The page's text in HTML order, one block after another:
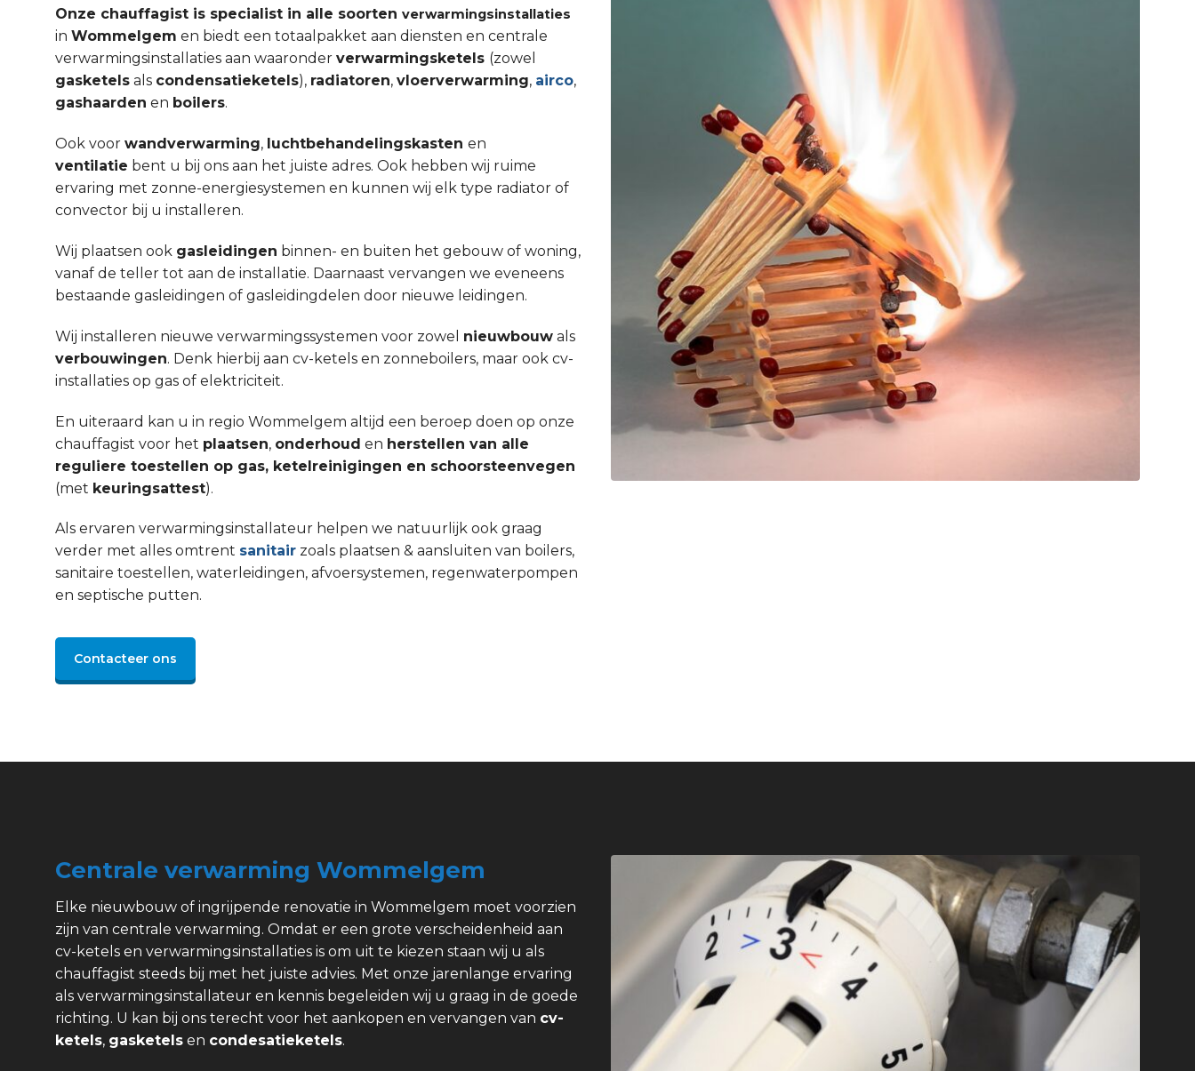
Onze chauffagist is specialist in alle soorten verwarmingsinstallaties
in Wommelgem en biedt een totaalpakket aan diensten en centrale
verwarmingsinstallaties aan waaronder verwarmingsketels (zowel
gasketels als condensatieketels), radiatoren, vloerverwarming, airco,
gashaarden en boilers.
Ook voor wandverwarming, luchtbehandelingskasten en
ventilatie bent u bij ons aan het juiste adres. Ook hebben wij ruime
ervaring met zonne-energiesystemen en kunnen wij elk type radiator of
convector bij u installeren.
Wij plaatsen ook gasleidingen binnen- en buiten het gebouw of woning,
vanaf de teller tot aan de installatie. Daarnaast vervangen we eveneens
bestaande gasleidingen of gasleidingdelen door nieuwe leidingen.
Wij installeren nieuwe verwarmingssystemen voor zowel nieuwbouw als
verbouwingen. Denk hierbij aan cv-ketels en zonneboilers, maar ook cv-
installaties op gas of elektriciteit.
En uiteraard kan u in regio Wommelgem altijd een beroep doen op onze
chauffagist voor het plaatsen, onderhoud en herstellen van alle
reguliere toestellen op gas, ketelreinigingen en schoorsteenvegen
(met keuringsattest).
Als ervaren verwarmingsinstallateur helpen we natuurlijk ook graag
verder met alles omtrent sanitair zoals plaatsen & aansluiten van boilers,
sanitaire toestellen, waterleidingen, afvoersystemen, regenwaterpompen
en septische putten.
Contacteer ons
Centrale verwarming Wommelgem
Elke nieuwbouw of ingrijpende renovatie in Wommelgem moet voorzien
zijn van centrale verwarming. Omdat er een grote verscheidenheid aan
cv-ketels en verwarmingsinstallaties is om uit te kiezen staan wij u als
chauffagist steeds bij met het juiste advies. Met onze jarenlange ervaring
als verwarmingsinstallateur en kennis begeleiden wij u graag in de goede
richting. U kan bij ons terecht voor het aankopen en vervangen van cv-
ketels, gasketels en condesatieketels.